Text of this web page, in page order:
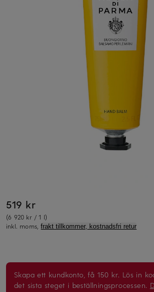
519 kr
(6 920 kr / 1 l)
inkl. moms,frakt tillkommer, kostnadsfri retur
Skapa ett kundkonto, få 150 kr. Lös in
det sista steget i beställningsprocessen.